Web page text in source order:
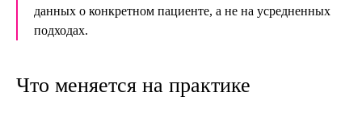
данных о конкретном пациенте, а не на усредненных
подходах.
Что меняется на практике